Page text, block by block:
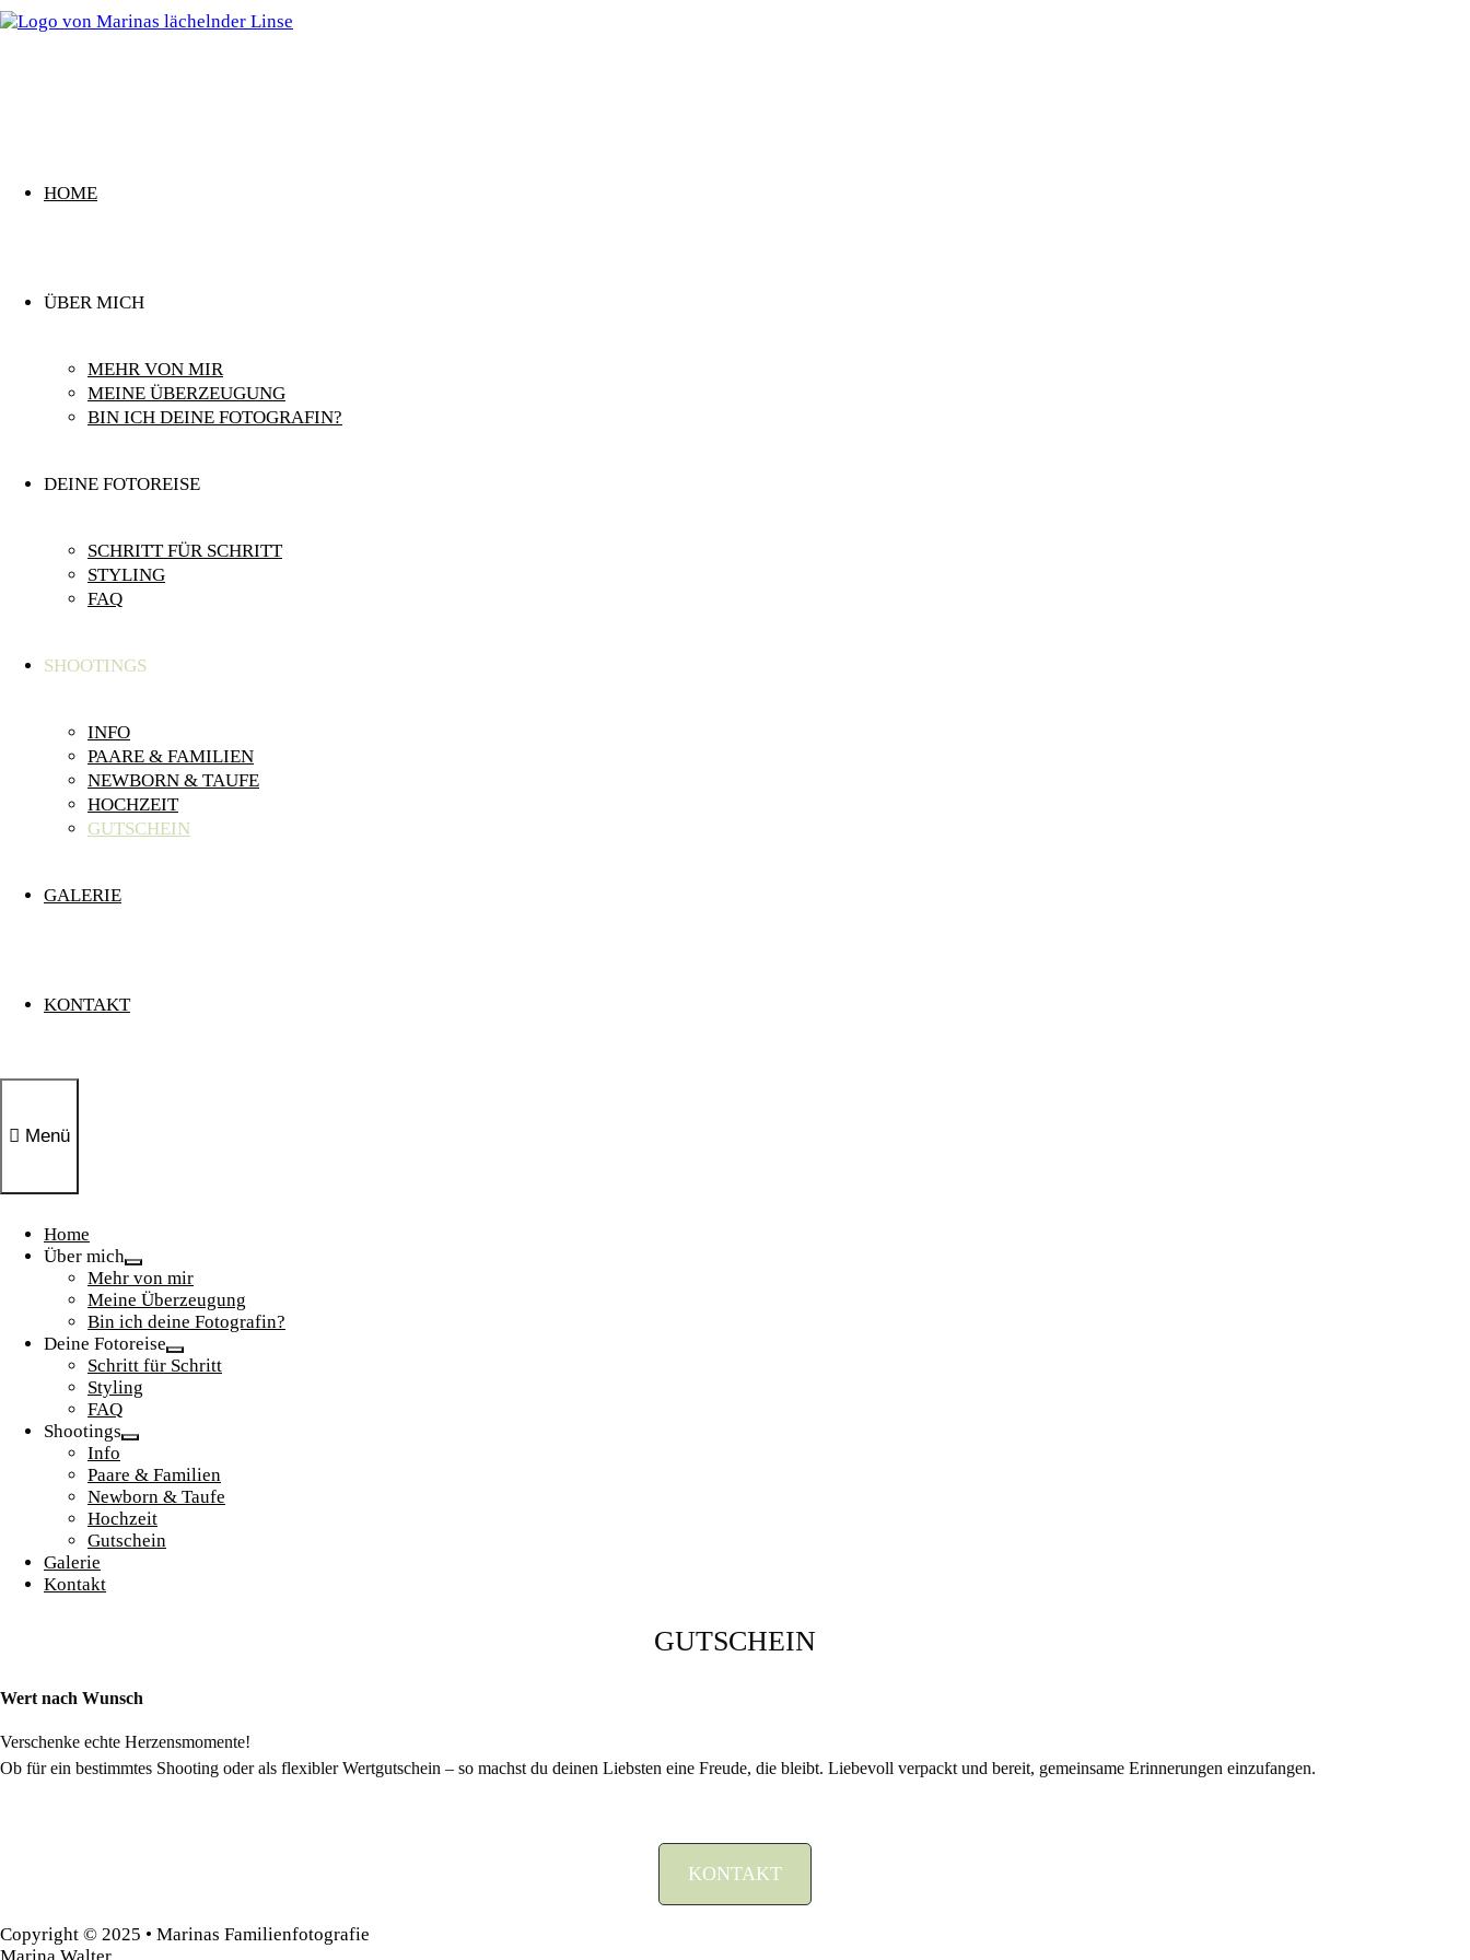
Zurück
zum
HOME
ÜBER MICH
MEHR VON MIR
MEINE ÜBERZEUGUNG
BIN ICH DEINE FOTOGRAFIN?
DEINE FOTOREISE
SCHRITT FÜR SCHRITT
STYLING
FAQ
SHOOTINGS
INFO
PAARE & FAMILIEN
NEWBORN & TAUFE
HOCHZEIT
GUTSCHEIN
GALERIE
KONTAKT
Menü
Home
Über mich
Show
sub
menu
Mehr von mir
Meine Überzeugung
Bin ich deine Fotografin?
Deine Fotoreise
Show
sub
Schritt für Schritt
Styling
FAQ
Shootings
Show
sub
menu
Info
Paare & Familien
Newborn & Taufe
Hochzeit
Gutschein
Galerie
Kontakt
GUTSCHEIN
Wert nach Wunsch
Verschenke echte Herzensmomente!
Ob für ein bestimmtes Shooting oder als flexibler Wertgutschein – so machst du deinen Liebsten eine Freude, die bleibt. Liebevoll verpackt und bereit, gemeinsame Erinnerungen einzufangen.
KONTAKT
Copyright © 2025 • Marinas Familienfotografie